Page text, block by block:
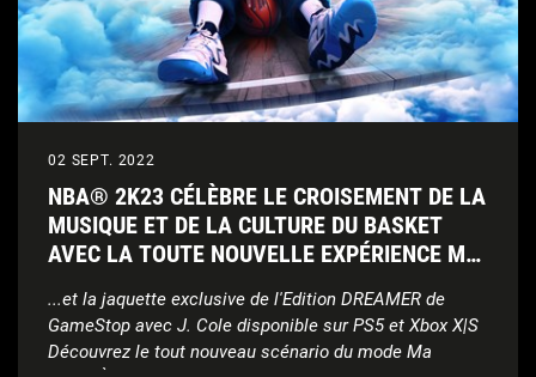
02 SEPT. 2022
NBA® 2K23 CÉLÈBRE LE CROISEMENT DE LA
MUSIQUE ET DE LA CULTURE DU BASKET
AVEC LA TOUTE NOUVELLE EXPÉRIENCE MA
...et la jaquette exclusive de l'Edition DREAMER de
GameStop avec J. Cole disponible sur PS5 et Xbox X|S
Découvrez le tout nouveau scénario du mode Ma